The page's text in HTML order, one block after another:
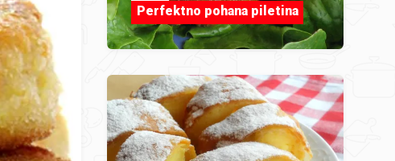
Perfektno pohana piletina